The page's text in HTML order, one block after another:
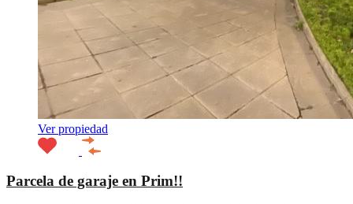
Ver propiedad
Parcela de garaje en Prim!!